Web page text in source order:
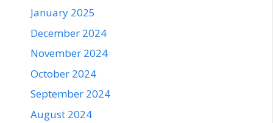
January 2025
December 2024
November 2024
October 2024
September 2024
August 2024